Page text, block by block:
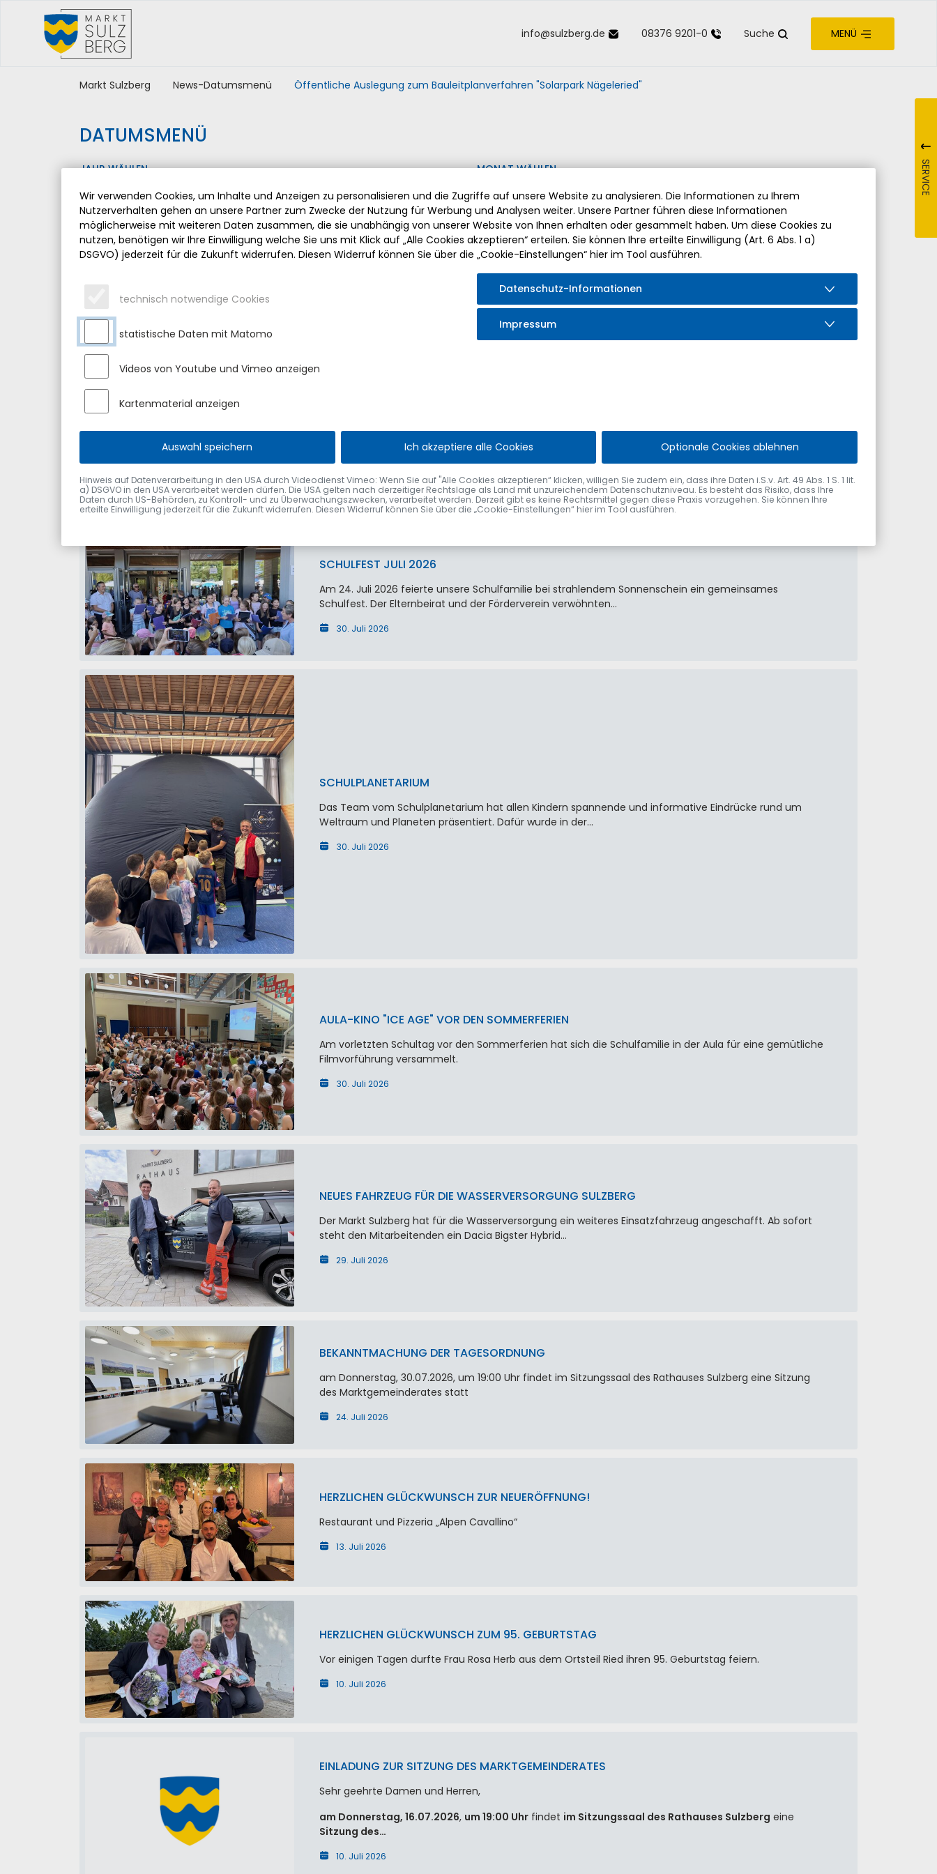
Inhalt der Seite anspringen
Informationen und Einstellungen zur Barrierefreiheit
info@sulzberg.de 08376 9201-0 Suche MENÜ
SERVICE
Markt Sulzberg News-Datumsmenü Öffentliche Auslegung zum Bauleitplanverfahren "Solarpark Nägeleried"
DATUMSMENÜ
JAHR WÄHLEN MONAT WÄHLEN
ABSCHIED VON PFARRER HERMANN DRISCHBERGER
Erst vor wenigen Wochen durfte der Markt…
VERABSCHIEDUNG VON ELISABETH VÖGEL
Nach fast 48 Jahren im Sulzberger Rathaus wurde Elisabeth Vögel am 31. Juli 2026 vom Ersten
Bürgermeister Gerhard Frey im Rahmen einer kleinen Feier…
2. August 2026
SCHULFEST JULI 2026
Am 24. Juli 2026 feierte unsere Schulfamilie bei strahlendem Sonnenschein ein gemeinsames
Schulfest. Der Elternbeirat und der Förderverein verwöhnten…
30. Juli 2026
SCHULPLANETARIUM
Das Team vom Schulplanetarium hat allen Kindern spannende und informative Eindrücke rund um
Weltraum und Planeten präsentiert. Dafür wurde in der…
30. Juli 2026
AULA-KINO "ICE AGE" VOR DEN SOMMERFERIEN
Am vorletzten Schultag vor den Sommerferien hat sich die Schulfamilie in der Aula für eine gemütliche
Filmvorführung versammelt.
30. Juli 2026
NEUES FAHRZEUG FÜR DIE WASSERVERSORGUNG SULZBERG
Der Markt Sulzberg hat für die Wasserversorgung ein weiteres Einsatzfahrzeug angeschafft. Ab sofort
steht den Mitarbeitenden ein Dacia Bigster Hybrid…
29. Juli 2026
BEKANNTMACHUNG DER TAGESORDNUNG
am Donnerstag, 30.07.2026, um 19:00 Uhr findet im Sitzungssaal des Rathauses Sulzberg eine Sitzung
des Marktgemeinderates statt
24. Juli 2026
HERZLICHEN GLÜCKWUNSCH ZUR NEUERÖFFNUNG!
Restaurant und Pizzeria „Alpen Cavallino“
13. Juli 2026
HERZLICHEN GLÜCKWUNSCH ZUM 95. GEBURTSTAG
Vor einigen Tagen durfte Frau Rosa Herb aus dem Ortsteil Ried ihren 95. Geburtstag feiern.
10. Juli 2026
EINLADUNG ZUR SITZUNG DES MARKTGEMEINDERATES
Sehr geehrte Damen und Herren,
am Donnerstag, 16.07.2026, um 19:00 Uhr findet im Sitzungssaal des Rathauses Sulzberg eine
Sitzung des…
10. Juli 2026
Wir verwenden Cookies, um Inhalte und Anzeigen zu personalisieren und die Zugriffe auf unsere Website zu analysieren. Die Informationen zu Ihrem
Nutzerverhalten gehen an unsere Partner zum Zwecke der Nutzung für Werbung und Analysen weiter. Unsere Partner führen diese Informationen
möglicherweise mit weiteren Daten zusammen, die sie unabhängig von unserer Website von Ihnen erhalten oder gesammelt haben. Um diese Cookies zu
nutzen, benötigen wir Ihre Einwilligung welche Sie uns mit Klick auf „Alle Cookies akzeptieren“ erteilen. Sie können Ihre erteilte Einwilligung (Art. 6 Abs. 1 a)
DSGVO) jederzeit für die Zukunft widerrufen. Diesen Widerruf können Sie über die „Cookie-Einstellungen“ hier im Tool ausführen.
technisch notwendige Cookies
statistische Daten mit Matomo
Videos von Youtube und Vimeo anzeigen
Kartenmaterial anzeigen
Datenschutz-Informationen
Impressum
Auswahl speichern Ich akzeptiere alle Cookies Optionale Cookies ablehnen
Hinweis auf Datenverarbeitung in den USA durch Videodienst Vimeo: Wenn Sie auf "Alle Cookies akzeptieren“ klicken, willigen Sie zudem ein, dass ihre Daten i.S.v. Art. 49 Abs. 1 S. 1 lit.
a) DSGVO in den USA verarbeitet werden dürfen. Die USA gelten nach derzeitiger Rechtslage als Land mit unzureichendem Datenschutzniveau. Es besteht das Risiko, dass Ihre
Daten durch US-Behörden, zu Kontroll- und zu Überwachungszwecken, verarbeitet werden. Derzeit gibt es keine Rechtsmittel gegen diese Praxis vorzugehen. Sie können Ihre
erteilte Einwilligung jederzeit für die Zukunft widerrufen. Diesen Widerruf können Sie über die „Cookie-Einstellungen“ hier im Tool ausführen.